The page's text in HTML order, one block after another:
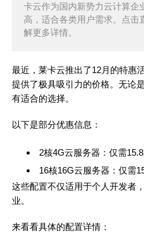
卡云作为国内新势力云计算企
高，适合各类用户需求。点击
解更多详情。
最近，莱卡云推出了12月的特惠
提供了极具吸引力的价格。无论
有适合的选择。
以下是部分优惠信息：
2核4G云服务器：仅需
16核16G云服务器：仅需
这些配置不仅适用于个人开发者
业。
来看看具体的配置详情：